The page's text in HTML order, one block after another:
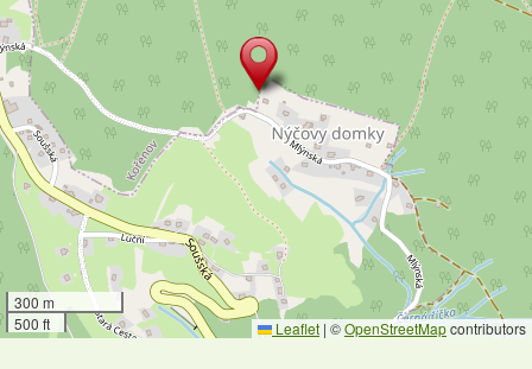
300 m
500 ft
Leaflet | ©OpenStreetMapcontributors